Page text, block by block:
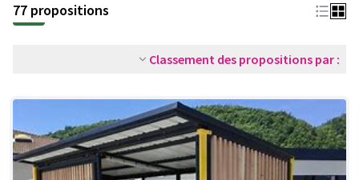
77 propositions
Classement des propositions par :